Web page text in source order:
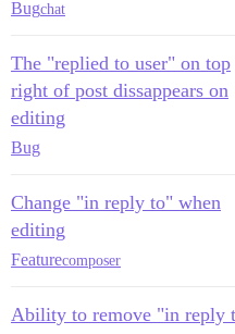
Bugchat
The "replied to user" on top
right of post dissappears on
editing
Bug
Change "in reply to" when
editing
Featurecomposer
Ability to remove "in reply